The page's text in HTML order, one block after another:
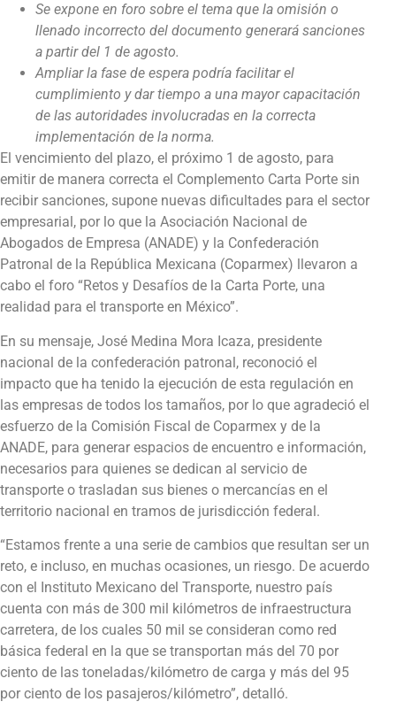
Se expone en foro sobre el tema que la omisión o
llenado incorrecto del documento generará sanciones
a partir del 1 de agosto.
Ampliar la fase de espera podría facilitar el
cumplimiento y dar tiempo a una mayor capacitación
de las autoridades involucradas en la correcta
implementación de la norma.
El vencimiento del plazo, el próximo 1 de agosto, para
emitir de manera correcta el Complemento Carta Porte sin
recibir sanciones, supone nuevas dificultades para el sector
empresarial, por lo que la Asociación Nacional de
Abogados de Empresa (ANADE) y la Confederación
Patronal de la República Mexicana (Coparmex) llevaron a
cabo el foro “Retos y Desafíos de la Carta Porte, una
realidad para el transporte en México”.
En su mensaje, José Medina Mora Icaza, presidente
nacional de la confederación patronal, reconoció el
impacto que ha tenido la ejecución de esta regulación en
las empresas de todos los tamaños, por lo que agradeció el
esfuerzo de la Comisión Fiscal de Coparmex y de la
ANADE, para generar espacios de encuentro e información,
necesarios para quienes se dedican al servicio de
transporte o trasladan sus bienes o mercancías en el
territorio nacional en tramos de jurisdicción federal.
“Estamos frente a una serie de cambios que resultan ser un
reto, e incluso, en muchas ocasiones, un riesgo. De acuerdo
con el Instituto Mexicano del Transporte, nuestro país
cuenta con más de 300 mil kilómetros de infraestructura
carretera, de los cuales 50 mil se consideran como red
básica federal en la que se transportan más del 70 por
ciento de las toneladas/kilómetro de carga y más del 95
por ciento de los pasajeros/kilómetro”, detalló.